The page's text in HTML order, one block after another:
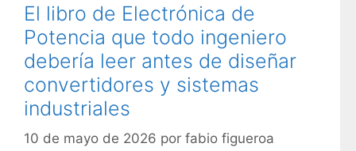
El libro de Electrónica de
Potencia que todo ingeniero
debería leer antes de diseñar
convertidores y sistemas
industriales
10 de mayo de 2026 por fabio figueroa